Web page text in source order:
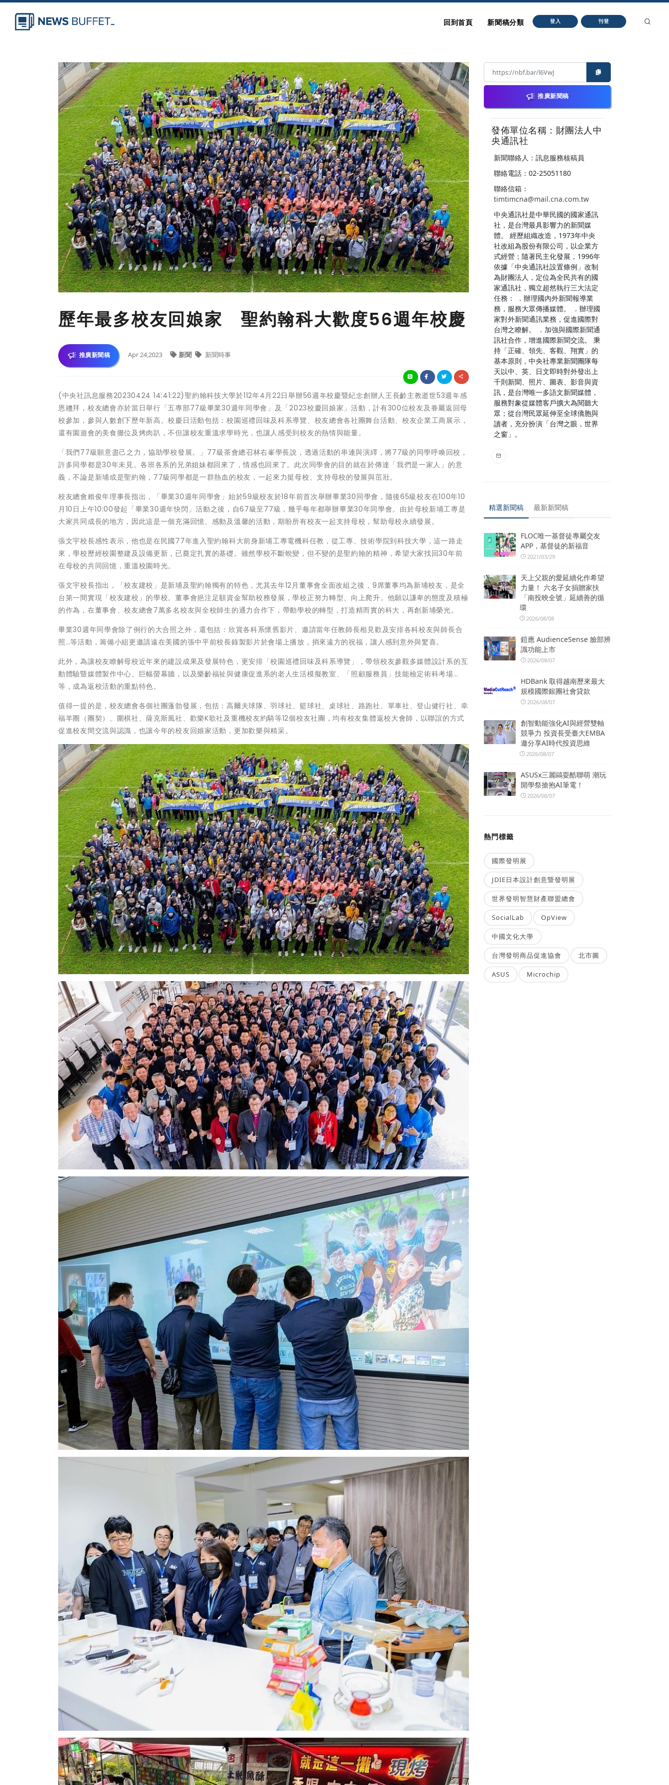
回到首頁 新聞稿分類 登入 刊登
歷年最多校友回娘家 聖約翰科大歡度56週年校慶
推廣新聞稿 Apr 24,2023 新聞 新聞時事
(中央社訊息服務20230424 14:41:22)聖約翰科技大學於112年4月22日舉辦56週年校慶暨紀念創辦人王長齡主教逝世53週年感
恩禮拜，校友總會亦於當日舉行「五專部77級畢業30週年同學會」及「2023校慶回娘家」活動，計有300位校友及眷屬返回母
校參加，參與人數創下歷年新高。校慶日活動包括：校園巡禮回味及科系導覽、校友總會各社團舞台活動、校友企業工商展示，
還有園遊會的美食攤位及烤肉趴，不但讓校友重溫求學時光，也讓人感受到校友的熱情與能量。
「我們77級願意盡己之力，協助學校發展。」77級茶會總召林右峯學長說，透過活動的串連與演繹，將77級的同學呼喚回校，
許多同學都是30年未見。各班各系的兄弟姐妹都回來了，情感也回來了。此次同學會的目的就在於傳達「我們是一家人」的意
義，不論是新埔或是聖約翰，77級同學都是一群熱血的校友，一起來力挺母校、支持母校的發展與茁壯。
校友總會賴俊年理事長指出，「畢業30週年同學會」始於59級校友於18年前首次舉辦畢業30同學會，隨後65級校友在100年10
月10日上午10:00發起「畢業30週年快閃」活動之後，自67級至77級，幾乎每年都舉辦畢業30年同學會。由於母校新埔工專是
大家共同成長的地方，因此這是一個充滿回憶、感動及溫馨的活動，期盼所有校友一起支持母校，幫助母校永續發展。
張文宇校長感性表示，他也是在民國77年進入聖約翰科大前身新埔工專電機科任教，從工專、技術學院到科技大學，這一路走
來，學校歷經校園整建及設備更新，已奠定扎實的基礎。雖然學校不斷蛻變，但不變的是聖約翰的精神，希望大家找回30年前
在母校的共同回憶，重溫校園時光。
張文宇校長指出，「校友建校」是新埔及聖約翰獨有的特色，尤其去年12月董事會全面改組之後，9席董事均為新埔校友，是全
台第一間實現「校友建校」的學校。董事會挹注足額資金幫助校務發展，學校正努力轉型、向上爬升。他願以謙卑的態度及積極
的作為，在董事會、校友總會7萬多名校友與全校師生的通力合作下，帶動學校的轉型，打造精而實的科大，再創新埔榮光。
畢業30週年同學會除了例行的大合照之外，還包括：欣賞各科系懷舊影片、邀請當年任教師長相見歡及安排各科校友與師長合
照…等活動，籌備小組更邀請遠在美國的張中平前校長錄製影片於會場上播放，捎來遠方的祝福，讓人感到意外與驚喜。
此外，為讓校友瞭解母校近年來的建設成果及發展特色，更安排「校園巡禮回味及科系導覽」，帶領校友參觀多媒體設計系的互
動體驗暨媒體製作中心、巨幅螢幕牆，以及樂齡福祉與健康促進系的老人生活模擬教室、「照顧服務員」技能檢定術科考場…
等，成為返校活動的重點特色。
值得一提的是，校友總會各個社團蓬勃發展，包括：高爾夫球隊、羽球社、籃球社、桌球社、路跑社、單車社、登山健行社、幸
福羊圈（團契）、圍棋社、薩克斯風社、歡樂K歌社及重機校友約騎等12個校友社團，均有校友集體返校大會師，以聯誼的方式
促進校友間交流與認識，也讓今年的校友回娘家活動，更加歡樂與精采。
推廣新聞稿
發佈單位名稱：財團法人中
央通訊社
新聞聯絡人：訊息服務核稿員
聯絡電話：02-25051180
聯絡信箱：
timtimcna@mail.cna.com.tw
中央通訊社是中華民國的國家通訊
社，是台灣最具影響力的新聞媒
體。 經歷組織改造，1973年中央
社改組為股份有限公司，以企業方
式經營；隨著民主化發展，1996年
依據「中央通訊社設置條例」改制
為財團法人，定位為全民共有的國
家通訊社，獨立超然執行三大法定
任務： ．辦理國內外新聞報導業
務，服務大眾傳播媒體。 ．辦理國
家對外新聞通訊業務，促進國際對
台灣之瞭解。 ．加強與國際新聞通
訊社合作，增進國際新聞交流。 秉
持「正確、領先、客觀、翔實」的
基本原則，中央社專業新聞團隊每
天以中、英、日文即時對外發出上
千則新聞、照片、圖表、影音與資
訊，是台灣唯一多語文新聞媒體，
服務對象從媒體客戶擴大為閱聽大
眾；從台灣民眾延伸至全球僑胞與
讀者，充分扮演「台灣之眼，世界
之窗」。
精選新聞稿 最新新聞稿
FLOC唯一基督徒專屬交友
APP，基督徒的新福音
2021/03/29
天上父親的愛延續化作希望
力量！ 六名子女捐贈家扶
「南投映全號」延續善的循
環
2026/08/08
鎧應 AudienceSense 臉部辨
識功能上市
2026/08/07
HDBank 取得越南歷來最大
規模國際銀團社會貸款
2026/08/07
創智動能強化AI與經營雙軸
競爭力 投資長受臺大EMBA
邀分享AI時代投資思維
2026/08/07
ASUSx三麗鷗耍酷聯萌 潮玩
開學祭搶抱AI筆電！
2026/08/07
熱門標籤
國際發明展
JDIE日本設計創意暨發明展
世界發明智慧財產聯盟總會
SocialLab OpView
中國文化大學
台灣發明商品促進協會 北市圖
ASUS Microchip